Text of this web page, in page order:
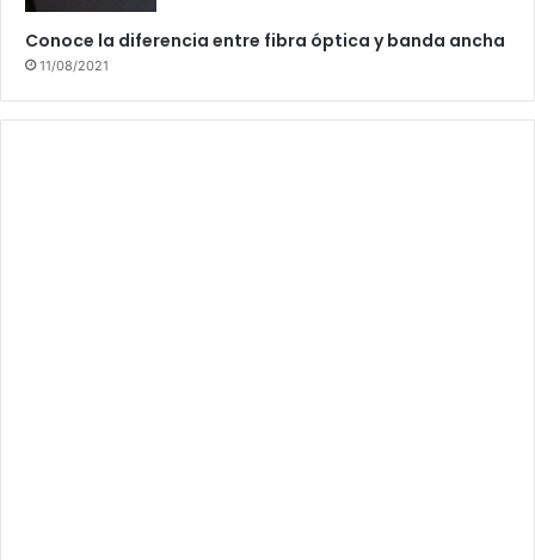
Conoce la diferencia entre fibra óptica y banda ancha
11/08/2021